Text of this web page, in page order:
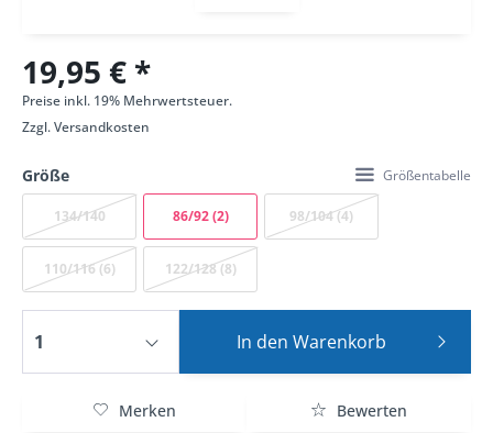
19,95 € *
Preise inkl. 19% Mehrwertsteuer.
Zzgl.Versandkosten
Größe Größentabelle
134/140 86/92 (2) 98/104 (4)
110/116 (6) 122/128 (8)
In den Warenkorb
Merken Bewerten